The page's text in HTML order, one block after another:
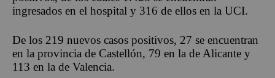
ingresados en el hospital y 316 de ellos en la UCI.
De los 219 nuevos casos positivos, 27 se encuentran
en la provincia de Castellón, 79 en la de Alicante y
113 en la de Valencia.